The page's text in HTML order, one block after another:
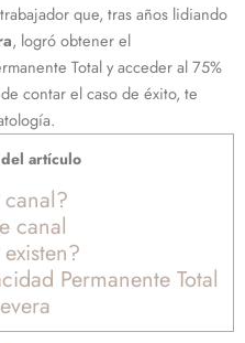
que, tras años lidiando
, logró obtener el
Total y acceder al 75%
contar el caso de éxito, te
artículo
canal
Permanente Total